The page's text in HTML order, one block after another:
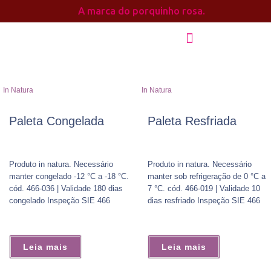
A marca do porquinho rosa.
In Natura
Paleta Congelada
Produto in natura. Necessário
manter congelado -12 °C a -18 °C.
cód. 466-036 | Validade 180 dias
congelado Inspeção SIE 466
Leia mais
In Natura
Paleta Resfriada
Produto in natura. Necessário
manter sob refrigeração de 0 °C a
7 °C. cód. 466-019 | Validade 10
dias resfriado Inspeção SIE 466
Leia mais